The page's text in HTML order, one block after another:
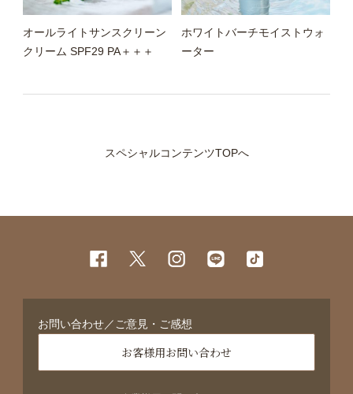
オールライトサンスクリーン
クリーム SPF29 PA＋＋＋
ホワイトバーチモイストウォ
ーター
スペシャルコンテンツTOPへ
お問い合わせ／ご意見・ご感想
お客様用お問い合わせ